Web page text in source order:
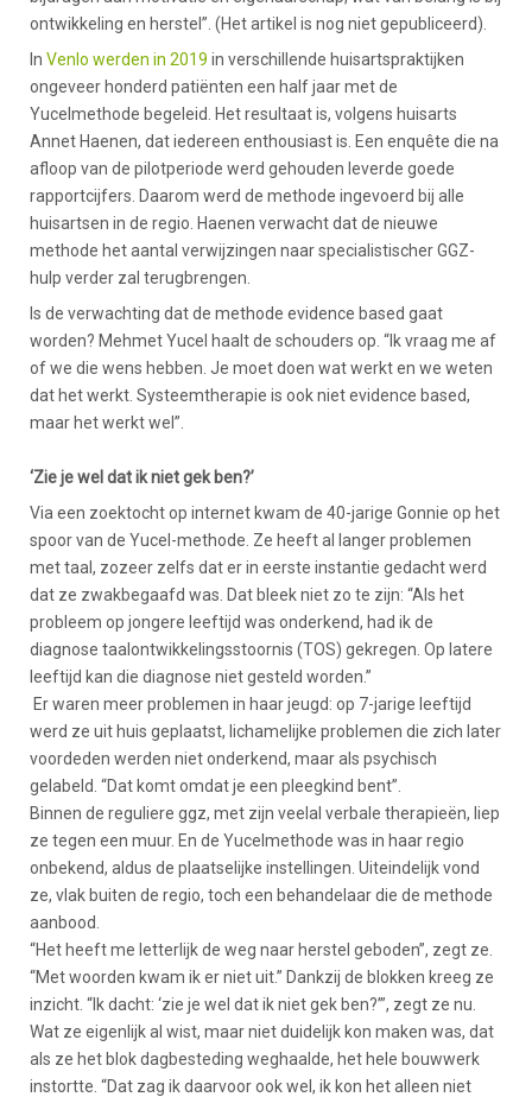
ontwikkeling en herstel”. (Het artikel is nog niet gepubliceerd).
In Venlo werden in 2019 in verschillende huisartspraktijken
ongeveer honderd patiënten een half jaar met de
Yucelmethode begeleid. Het resultaat is, volgens huisarts
Annet Haenen, dat iedereen enthousiast is. Een enquête die na
afloop van de pilotperiode werd gehouden leverde goede
rapportcijfers. Daarom werd de methode ingevoerd bij alle
huisartsen in de regio. Haenen verwacht dat de nieuwe
methode het aantal verwijzingen naar specialistischer GGZ-
hulp verder zal terugbrengen.
Is de verwachting dat de methode evidence based gaat
worden? Mehmet Yucel haalt de schouders op. “Ik vraag me af
of we die wens hebben. Je moet doen wat werkt en we weten
dat het werkt. Systeemtherapie is ook niet evidence based,
maar het werkt wel”.
‘Zie je wel dat ik niet gek ben?’
Via een zoektocht op internet kwam de 40-jarige Gonnie op het
spoor van de Yucel-methode. Ze heeft al langer problemen
met taal, zozeer zelfs dat er in eerste instantie gedacht werd
dat ze zwakbegaafd was. Dat bleek niet zo te zijn: “Als het
probleem op jongere leeftijd was onderkend, had ik de
diagnose taalontwikkelingsstoornis (TOS) gekregen. Op latere
leeftijd kan die diagnose niet gesteld worden.”
Er waren meer problemen in haar jeugd: op 7-jarige leeftijd
werd ze uit huis geplaatst, lichamelijke problemen die zich later
voordeden werden niet onderkend, maar als psychisch
gelabeld. “Dat komt omdat je een pleegkind bent”.
Binnen de reguliere ggz, met zijn veelal verbale therapieën, liep
ze tegen een muur. En de Yucelmethode was in haar regio
onbekend, aldus de plaatselijke instellingen. Uiteindelijk vond
ze, vlak buiten de regio, toch een behandelaar die de methode
aanbood.
“Het heeft me letterlijk de weg naar herstel geboden”, zegt ze.
“Met woorden kwam ik er niet uit.” Dankzij de blokken kreeg ze
inzicht. “Ik dacht: ‘zie je wel dat ik niet gek ben?’”, zegt ze nu.
Wat ze eigenlijk al wist, maar niet duidelijk kon maken was, dat
als ze het blok dagbesteding weghaalde, het hele bouwwerk
instortte. “Dat zag ik daarvoor ook wel, ik kon het alleen niet